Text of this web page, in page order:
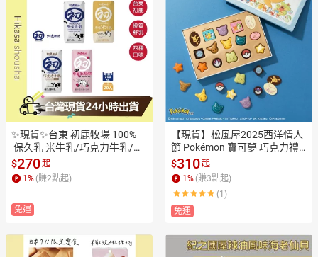
✨現貨✨台東 初鹿牧場 100%
保久乳 米牛乳/巧克力牛乳/草
莓乳酸飲/經典牛乳 200ml 四種
口味 超取限20瓶
$270起
1 % (賺2點起)
免運
【現貨】松風屋2025西洋情人
節 Pokémon 寶可夢 巧克力禮
盒 情人節禮物 神奇寶貝
$310起
1 % (賺3點起)
(1)
免運